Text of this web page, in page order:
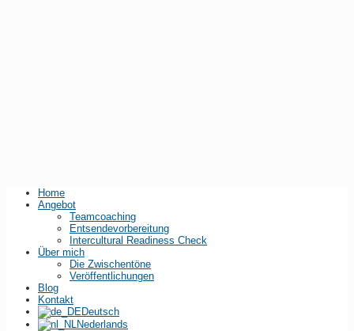
Home
Angebot
Teamcoaching
Entsendevorbereitung
Intercultural Readiness Check
Über mich
Die Zwischentöne
Veröffentlichungen
Blog
Kontakt
Deutsch
Nederlands